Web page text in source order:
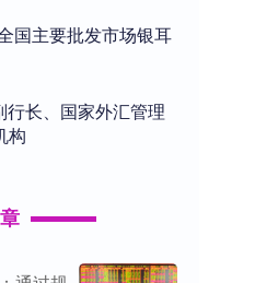
国主要批发市场银耳
长、国家外汇管理
构